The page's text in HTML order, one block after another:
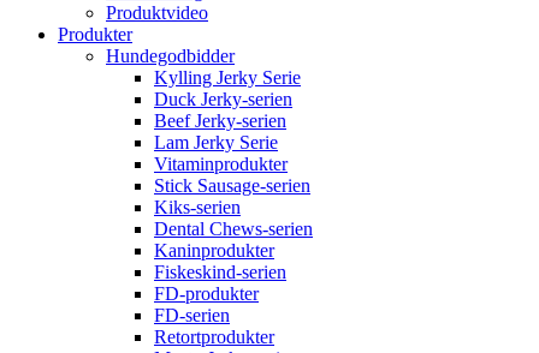
Produktvideo
Produkter
Hundegodbidder
Kylling Jerky Serie
Duck Jerky-serien
Beef Jerky-serien
Lam Jerky Serie
Vitaminprodukter
Stick Sausage-serien
Kiks-serien
Dental Chews-serien
Kaninprodukter
Fiskeskind-serien
FD-produkter
FD-serien
Retortprodukter